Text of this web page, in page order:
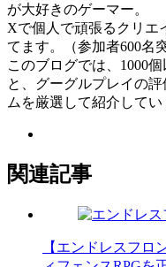
が大好きのゲーマー。
Xで個人で頑張るクリエ
てます。（参加者600名
このブログでは、1000
と、グーグルプレイの
ムを厳選して紹介してい
関連記事
【エンドレスフロ